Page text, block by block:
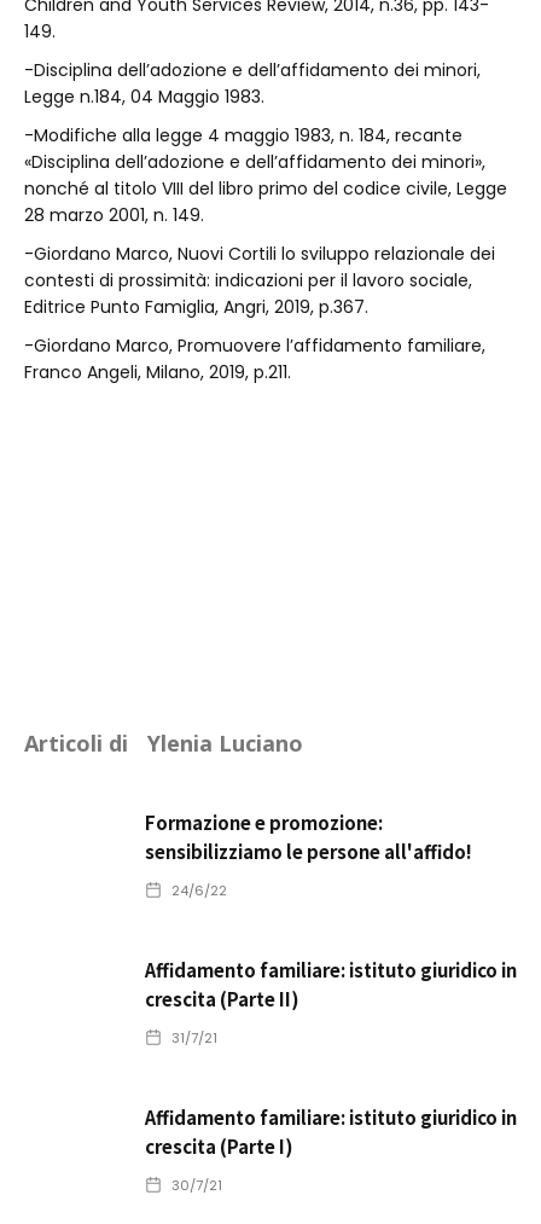
Children and Youth Services Review, 2014, n.36, pp. 143-
149.
-Disciplina dell’adozione e dell’affidamento dei minori,
Legge n.184, 04 Maggio 1983.
-Modifiche alla legge 4 maggio 1983, n. 184, recante
«Disciplina dell’adozione e dell’affidamento dei minori»,
nonché al titolo VIII del libro primo del codice civile, Legge
28 marzo 2001, n. 149.
-Giordano Marco, Nuovi Cortili lo sviluppo relazionale dei
contesti di prossimità: indicazioni per il lavoro sociale,
Editrice Punto Famiglia, Angri, 2019, p.367.
-Giordano Marco, Promuovere l’affidamento familiare,
Franco Angeli, Milano, 2019, p.211.
Articoli di Ylenia Luciano
Formazione e promozione:
sensibilizziamo le persone all'affido!
24/6/22
Affidamento familiare: istituto giuridico in
crescita (Parte II)
31/7/21
Affidamento familiare: istituto giuridico in
crescita (Parte I)
30/7/21